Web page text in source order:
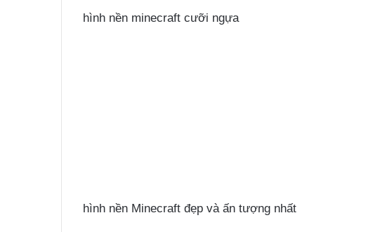
hình nền minecraft cưỡi ngựa
hình nền Minecraft đẹp và ấn tượng nhất